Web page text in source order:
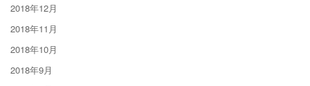
2018年12月
2018年11月
2018年10月
2018年9月